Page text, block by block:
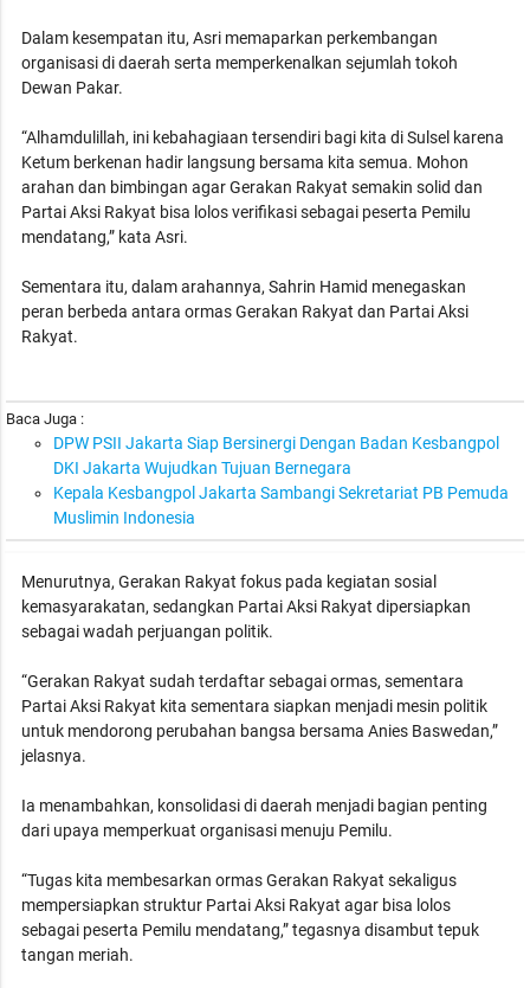
Dalam kesempatan itu, Asri memaparkan perkembangan
organisasi di daerah serta memperkenalkan sejumlah tokoh
Dewan Pakar.
“Alhamdulillah, ini kebahagiaan tersendiri bagi kita di Sulsel karena
Ketum berkenan hadir langsung bersama kita semua. Mohon
arahan dan bimbingan agar Gerakan Rakyat semakin solid dan
Partai Aksi Rakyat bisa lolos verifikasi sebagai peserta Pemilu
mendatang,” kata Asri.
Sementara itu, dalam arahannya, Sahrin Hamid menegaskan
peran berbeda antara ormas Gerakan Rakyat dan Partai Aksi
Rakyat.
Baca Juga :
DPW PSII Jakarta Siap Bersinergi Dengan Badan Kesbangpol
DKI Jakarta Wujudkan Tujuan Bernegara
Kepala Kesbangpol Jakarta Sambangi Sekretariat PB Pemuda
Muslimin Indonesia
Menurutnya, Gerakan Rakyat fokus pada kegiatan sosial
kemasyarakatan, sedangkan Partai Aksi Rakyat dipersiapkan
sebagai wadah perjuangan politik.
“Gerakan Rakyat sudah terdaftar sebagai ormas, sementara
Partai Aksi Rakyat kita sementara siapkan menjadi mesin politik
untuk mendorong perubahan bangsa bersama Anies Baswedan,”
jelasnya.
Ia menambahkan, konsolidasi di daerah menjadi bagian penting
dari upaya memperkuat organisasi menuju Pemilu.
“Tugas kita membesarkan ormas Gerakan Rakyat sekaligus
mempersiapkan struktur Partai Aksi Rakyat agar bisa lolos
sebagai peserta Pemilu mendatang,” tegasnya disambut tepuk
tangan meriah.